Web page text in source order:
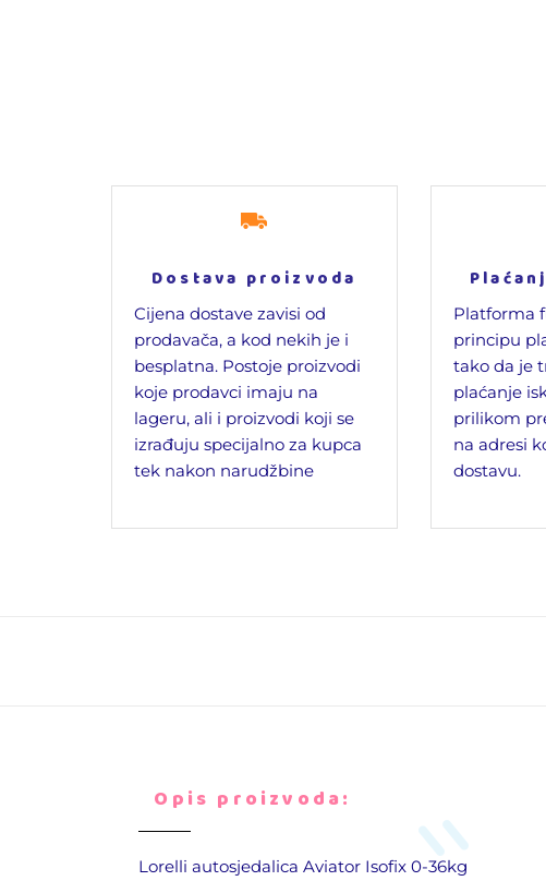
Dostava proizvoda
Cijena dostave zavisi od
prodavača, a kod nekih je i
besplatna. Postoje proizvodi
koje prodavci imaju na
lageru, ali i proizvodi koji se
izrađuju specijalno za kupca
tek nakon narudžbine
Platforma
principu
tako da je
plaćanje
prilikom
na adresi
dostavu.
Opis proizvoda:
Lorelli autosjedalica Aviator Isofix 0-36kg